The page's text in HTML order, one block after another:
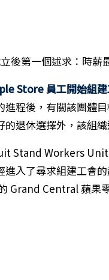
Store 員工開始組
程後，有關該團體
退休選擇外，該組
Stand Workers
入了尋求組建工會
Grand Central 蘋果